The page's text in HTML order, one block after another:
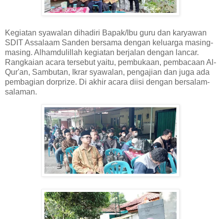
Kegiatan syawalan dihadiri Bapak/Ibu guru dan karyawan
SDIT Assalaam Sanden bersama dengan keluarga masing-
masing. Alhamdulillah kegiatan berjalan dengan lancar.
Rangkaian acara tersebut yaitu, pembukaan, pembacaan Al-
Qur'an, Sambutan, Ikrar syawalan, pengajian dan juga ada
pembagian dorprize. Di akhir acara diisi dengan bersalam-
salaman.